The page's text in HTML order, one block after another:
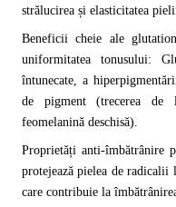
strălucirea și elasticitatea
Beneficii cheie ale
uniformitatea tonusului:
întunecate, a
de pigment (trecerea de
feomelanină deschisă).
Proprietăți anti-îmbătrânire
protejează pielea de
care contribuie la